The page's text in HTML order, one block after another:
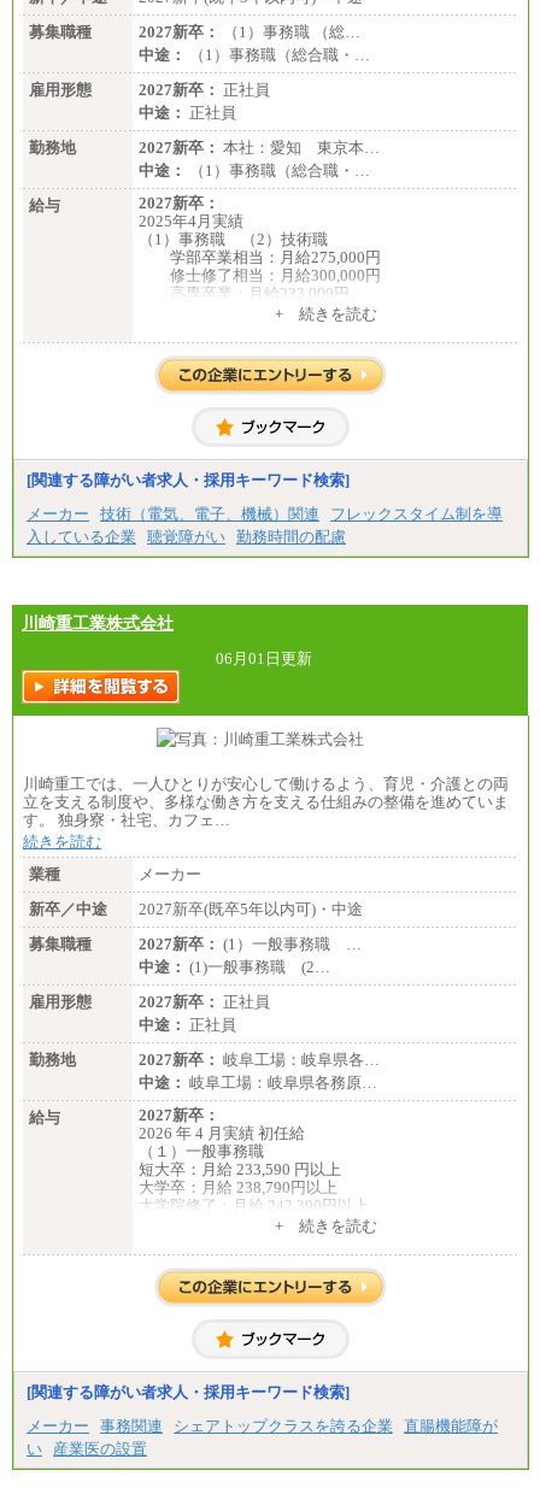
募集職種
2027新卒：
（1）事務職 （総…
中途：
（1）事務職（総合職・…
雇用形態
2027新卒： 正社員
中途： 正社員
勤務地
2027新卒： 本社：愛知 東京本…
中途：
（1）事務職（総合職・…
給与
2027新卒：
2025年4月実績
（1）事務職 （2）技術職
学部卒業相当：月給275,000円
修士修了相当：月給300,000円
高専卒業：月給233,000円
大学院修了・大学卒業：月給21万円
短期大学・専門学校（2年制）卒業：月給20万円
慮して給与を決定いたします
※試用期間中も給与に変更はございません
中途：
（1）事務職（総合職・正社員） （2）技術職（総
合職・正社員）
月給 208,000円以上
経験、能力等を考慮し、弊社規定により決定
試用期間中も給与に変更はございません
基本給
月給 182,400円以上
+ 続きを読む
[関連する障がい者求人・採用キーワード検索]
メーカー
技術（電気、電子、機械）関連
フレックスタイム制を導
入している企業
聴覚障がい 勤務時間の配慮
川崎重工業株式会社
06月01日更新
川崎重工では、一人ひとりが安心して働けるよう、育児・介護との両
立を支える制度や、多様な働き方を支える仕組みの整備を進めていま
す。 独身寮・社宅、カフェ…
続きを読む
業種
メーカー
新卒／中途
2027新卒(既卒5年以内可)・中途
募集職種
2027新卒： (1）一般事務職 …
中途： (1)一般事務職 (2…
雇用形態
2027新卒： 正社員
中途： 正社員
勤務地
2027新卒： 岐阜工場：岐阜県各…
中途： 岐阜工場：岐阜県各務原…
給与
2027新卒：
2026 年 4 月実績 初任給
（１）一般事務職
短大卒：月給 233,590 円以上
大学卒：月給 238,790円以上
大学院修了：月給 242,390円以上
※試用期間中も給与に変更ございません。
短大卒：月給 257,650 円以上
大学卒：月給 268,150円以上
大学院修了：月給 271,350円以上
（１）一般事務職
月給 229,440 円以上
※試用期間中も給与に変更ございません。
（２）生産補助職
月給 255,000円以上
※試用期間中も給与に変更ございません。
+ 続きを読む
[関連する障がい者求人・採用キーワード検索]
メーカー
事務関連 シェアトップクラスを誇る企業
直腸機能障が
い
産業医の設置